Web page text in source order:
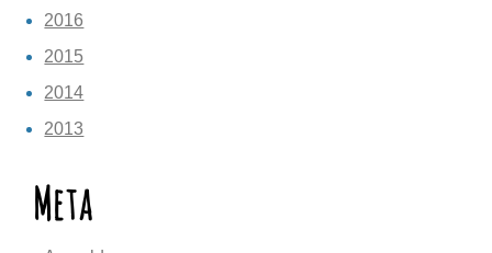
2016
2015
2014
2013
Meta